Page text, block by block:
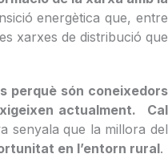
energètica que, entre
xarxes de distribució que
perquè són coneixedors
actualment. Cal
senyala que la millora del
en l’entorn rural.